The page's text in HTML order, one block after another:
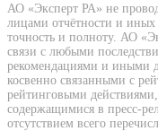
АО «Эксперт РА» не
лицами отчётности и иных
точность и полноту. АО
связи с любыми
рекомендациями и иными
косвенно связанными с
рейтинговыми
содержащимися в пресс-
отсутствием всего